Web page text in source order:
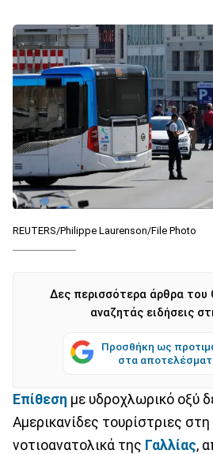
REUTERS/Philippe Laurenson/File Photo
Δες περισσότερα άρθρα του
αναζητάς ειδήσεις
Προσθήκη ως
στα
Επίθεση με υδροχλωρικό οξύ
Αμερικανίδες τουρίστριες στη
νοτιοανατολικά της Γαλλίας,